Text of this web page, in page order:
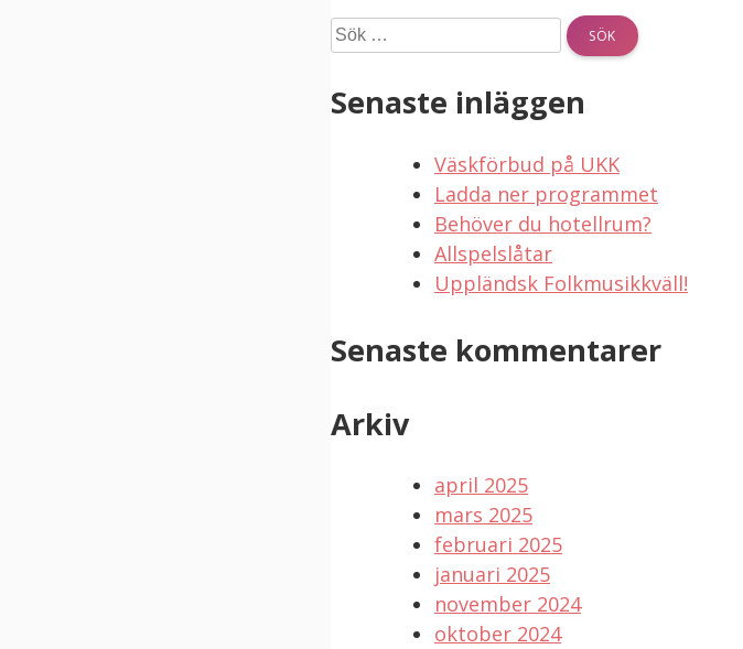
Sök
efter:
Senaste inläggen
Väskförbud på UKK
Ladda ner programmet
Behöver du hotellrum?
Allspelslåtar
Uppländsk Folkmusikkväll!
Senaste kommentarer
Arkiv
april 2025
mars 2025
februari 2025
januari 2025
november 2024
oktober 2024